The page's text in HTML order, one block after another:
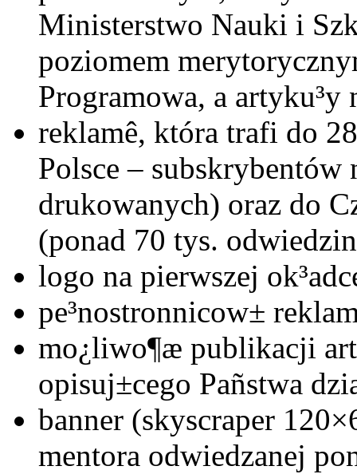
Ministerstwo Nauki i
poziomem
Programowa, a artyku³y
reklamê, która trafi do
Polsce – subskrybentów
drukowanych) oraz do
(ponad 70 tys.
logo na pierwszej
pe³nostronnicow±
mo¿liwo¶æ publikacji
opisuj±cego Pañstwa
banner (skyscraper
mentora odwiedzanej